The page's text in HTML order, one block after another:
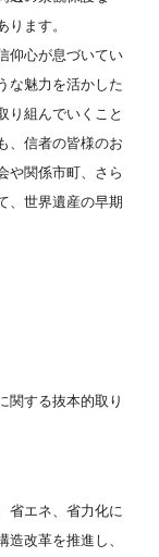
ります。
仰心が息づいてい
な魅力を活かした
り組んでいくこと
、信者の皆様のお
や関係市町、さら
、世界遺産の早期
関する抜本的取り
省エネ、省力化に
改革を推進し、